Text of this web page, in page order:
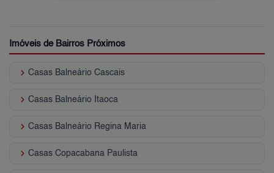
Imóveis de Bairros Próximos
keyboard_arrow_right Casas Balneário Cascais
keyboard_arrow_right Casas Balneário Itaoca
keyboard_arrow_right Casas Balneário Regina Maria
keyboard_arrow_right Casas Copacabana Paulista